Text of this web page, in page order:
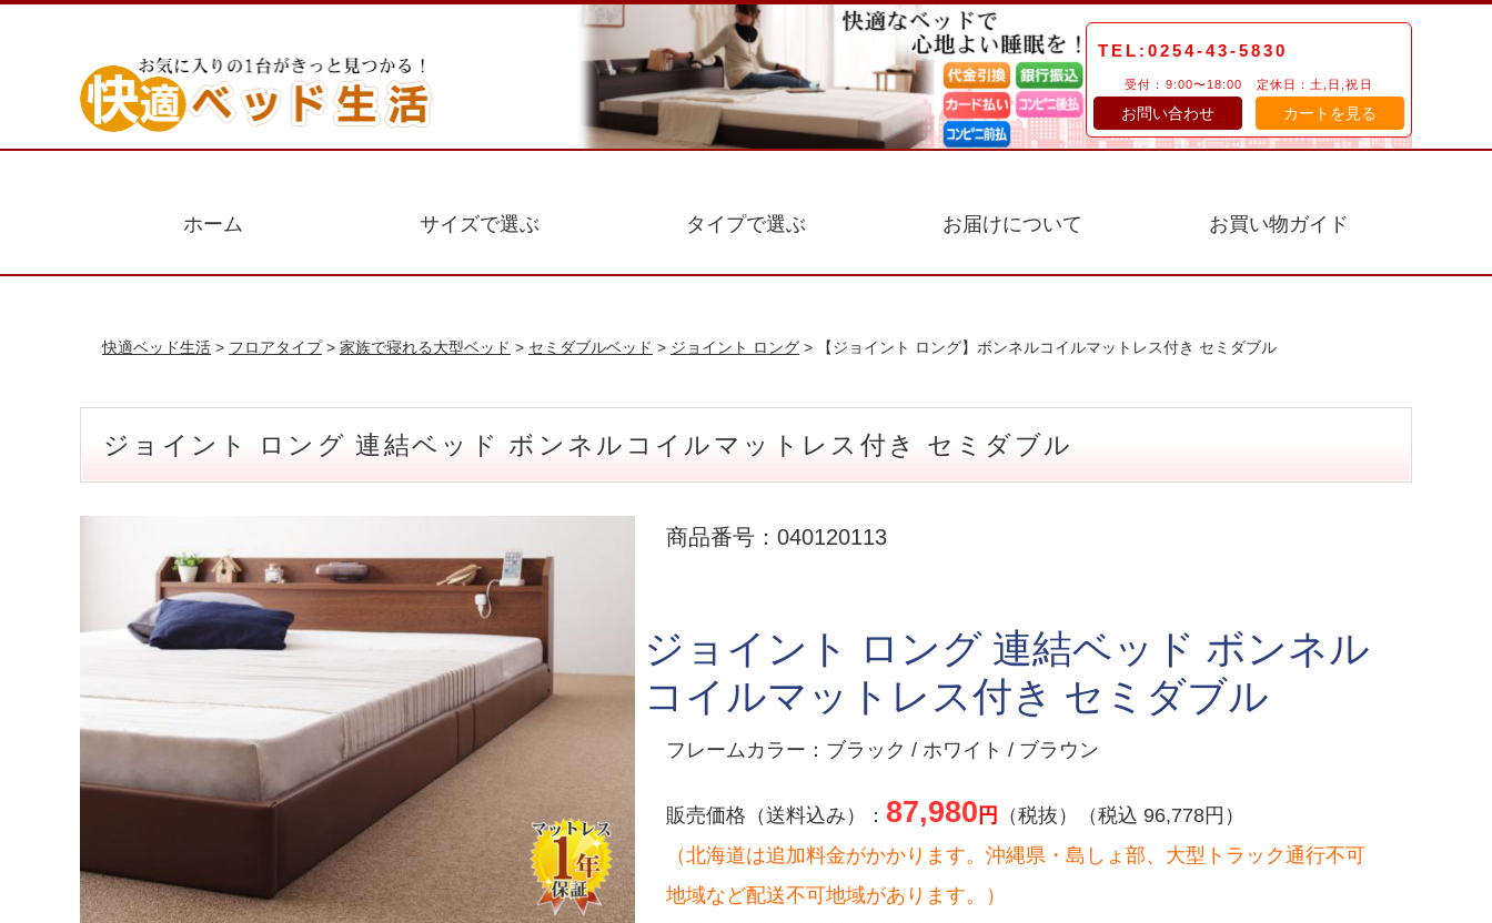
TEL:0254-43-5830
受付：9:00〜18:00 定休日：土,日,祝日
お問い合わせ カートを見る
ホーム サイズで選ぶ タイプで選ぶ お届けについて お買い物ガイド
快適ベッド生活 > フロアタイプ> 家族で寝れる大型ベッド > セミダブルベッド > ジョイント ロング > 【ジョイント ロング】ボンネルコイルマットレス付き セミダブル
ジョイント ロング 連結ベッド ボンネルコイルマットレス付き セミダブル
商品番号：040120113
ジョイント ロング 連結ベッド ボンネル
コイルマットレス付き セミダブル
フレームカラー：ブラック / ホワイト / ブラウン
販売価格（送料込み）： 87,980 円
（税抜）（税込 96,778円）
（北海道は追加料金がかかります。沖縄県・島しょ部、大型トラック通行不可
地域など配送不可地域があります。）